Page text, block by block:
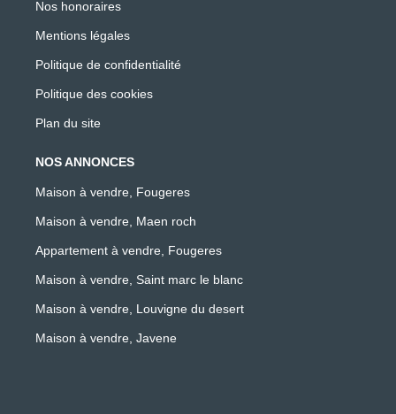
Nos honoraires
Mentions légales
Politique de confidentialité
Politique des cookies
Plan du site
NOS ANNONCES
Maison à vendre, Fougeres
Maison à vendre, Maen roch
Appartement à vendre, Fougeres
Maison à vendre, Saint marc le blanc
Maison à vendre, Louvigne du desert
Maison à vendre, Javene